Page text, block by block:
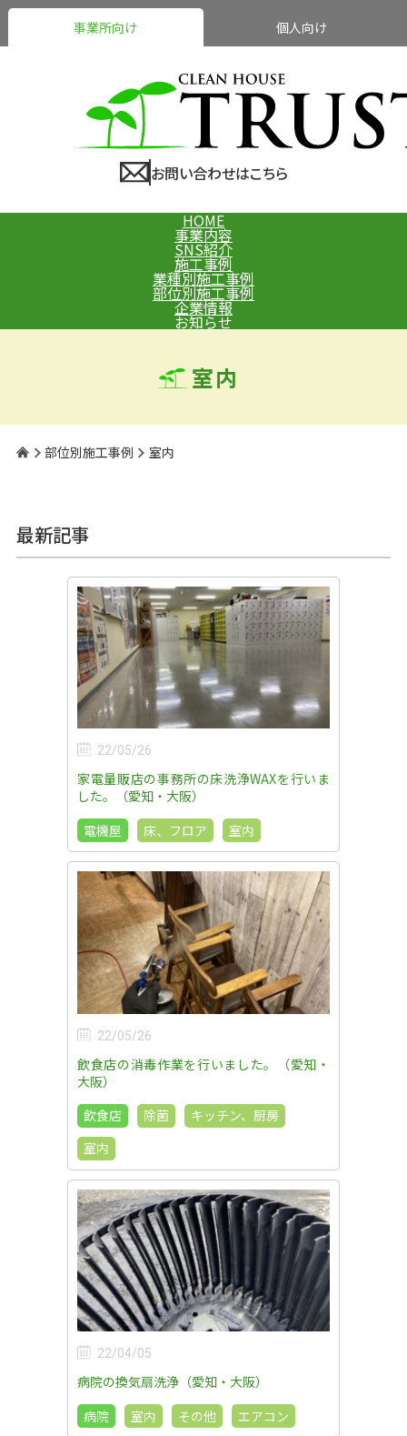
事業所向け 個人向け
お問い合わせはこちら
HOME
事業内容
SNS紹介
施工事例
業種別施工事例
部位別施工事例
企業情報
お知らせ
室内
部位別施工事例 室内
最新記事
22/05/26
家電量販店の事務所の床洗浄WAXを行いま
した。（愛知・大阪）
電機屋
床、フロア 室内
22/05/26
飲食店の消毒作業を行いました。（愛知・
大阪）
飲食店
除菌
キッチン、厨房
室内
22/04/05
病院の換気扇洗浄（愛知・大阪）
病院
室内 その他 エアコン